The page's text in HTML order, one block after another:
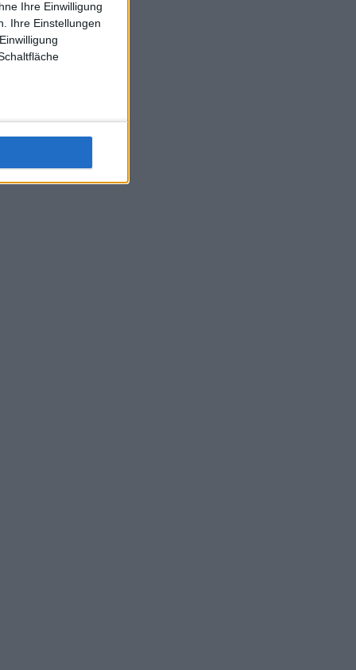
Ihre Einwilligung
Ihre Einstellungen
L-Struff wahrscheinlich morge 3 Spiele absolvieren (2.
1x Doppel) dank der hervorragenden Unterstützung
für F-A-A